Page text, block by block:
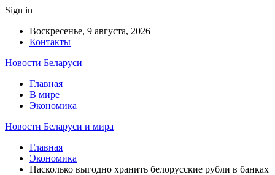
Sign in
Воскресенье, 9 августа, 2026
Контакты
Новости Беларуси
Главная
В мире
Экономика
Новости Беларуси и мира
Главная
Экономика
Насколько выгодно хранить белорусские рубли в банках